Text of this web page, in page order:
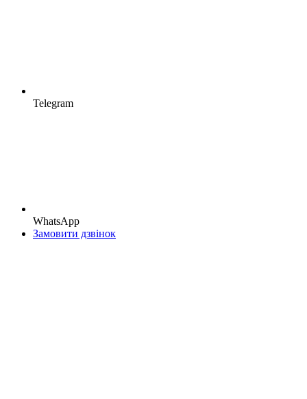
Telegram
WhatsApp
Замовити дзвінок